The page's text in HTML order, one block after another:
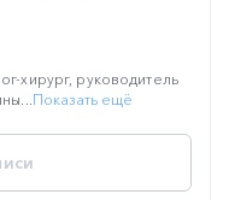
хирург, руководитель
Показать ещё